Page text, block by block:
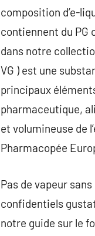
composition d’e-
contiennent du PG
dans notre
VG ) est une
principaux
pharmaceutique,
et volumineuse de
Pharmacopée
Pas de vapeur
confidentiels
notre guide sur le